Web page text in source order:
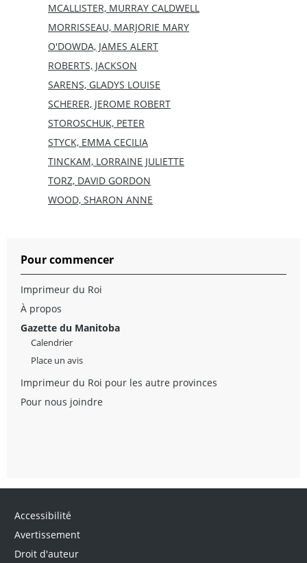
MCALLISTER, MURRAY CALDWELL
MORRISSEAU, MARJORIE MARY
O'DOWDA, JAMES ALERT
ROBERTS, JACKSON
SARENS, GLADYS LOUISE
SCHERER, JEROME ROBERT
STOROSCHUK, PETER
STYCK, EMMA CECILIA
TINCKAM, LORRAINE JULIETTE
TORZ, DAVID GORDON
WOOD, SHARON ANNE
Pour commencer
Imprimeur du Roi
À propos
Gazette du Manitoba
Calendrier
Place un avis
Imprimeur du Roi pour les autre provinces
Pour nous joindre
Accessibilité
Avertissement
Droit d'auteur